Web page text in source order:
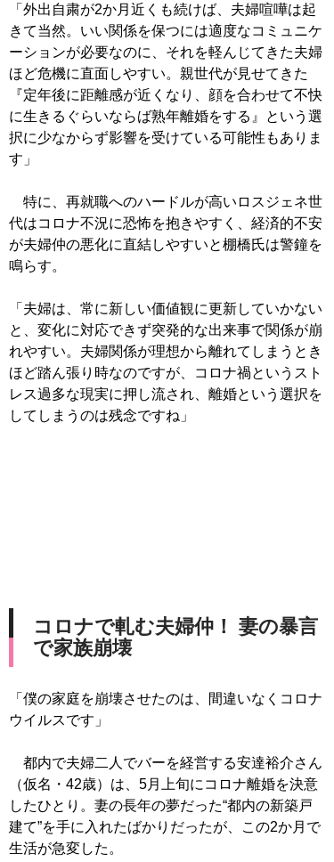
「外出自粛が2か月近くも続けば、夫婦喧嘩は起
きて当然。いい関係を保つには適度なコミュニケ
ーションが必要なのに、それを軽んじてきた夫婦
ほど危機に直面しやすい。親世代が見せてきた
『定年後に距離感が近くなり、顔を合わせて不快
に生きるぐらいならば熟年離婚をする』という選
択に少なからず影響を受けている可能性もありま
す」
特に、再就職へのハードルが高いロスジェネ世
代はコロナ不況に恐怖を抱きやすく、経済的不安
が夫婦仲の悪化に直結しやすいと棚橋氏は警鐘を
鳴らす。
「夫婦は、常に新しい価値観に更新していかない
と、変化に対応できず突発的な出来事で関係が崩
れやすい。夫婦関係が理想から離れてしまうとき
ほど踏ん張り時なのですが、コロナ禍というスト
レス過多な現実に押し流され、離婚という選択を
してしまうのは残念ですね」
コロナで軋む夫婦仲！ 妻の暴言
で家族崩壊
「僕の家庭を崩壊させたのは、間違いなくコロナ
ウイルスです」
都内で夫婦二人でバーを経営する安達裕介さん
（仮名・42歳）は、5月上旬にコロナ離婚を決意
したひとり。妻の長年の夢だった“都内の新築戸
建て”を手に入れたばかりだったが、この2か月で
生活が急変した。